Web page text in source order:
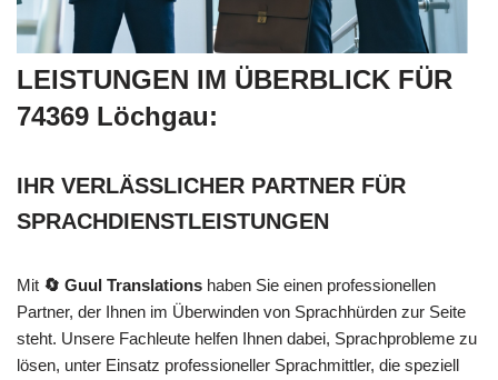
LEISTUNGEN IM ÜBERBLICK FÜR
74369 Löchgau:
IHR VERLÄSSLICHER PARTNER FÜR
SPRACHDIENSTLEISTUNGEN
Mit 🔄 Guul Translations haben Sie einen professionellen
Partner, der Ihnen im Überwinden von Sprachhürden zur Seite
steht. Unsere Fachleute helfen Ihnen dabei, Sprachprobleme zu
lösen, unter Einsatz professioneller Sprachmittler, die speziell